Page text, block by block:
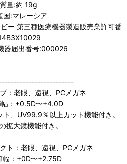
質量:約 19g
国:マレーシア
ー 第三種医療機器製造販売業許可番
器届出番号:000026
：老眼、遠視、PCメガネ
幅：+0.5D〜+4.0D
、UV99.9％以上カット機能付き。
拡大鏡機能付き。
ト：老眼、遠視、PCメガネ
幅：+0D〜+2.75D